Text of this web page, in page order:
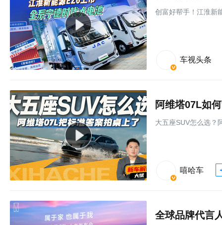
创富好帮手！江淮新
车视头条
阿维塔07L如
大五座SUV怎么选？
嘻哈车